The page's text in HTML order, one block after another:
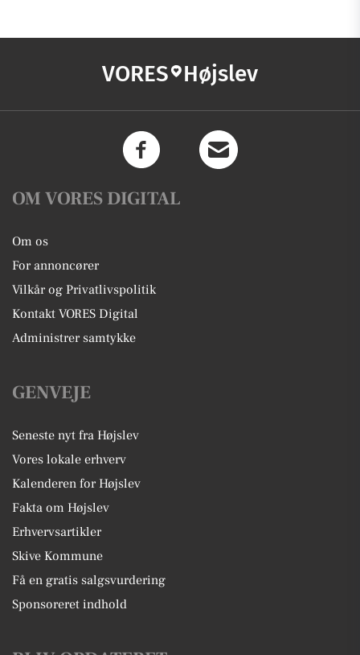
VORES Højslev
OM VORES DIGITAL
Om os
For annoncører
Vilkår og Privatlivspolitik
Kontakt VORES Digital
Administrer samtykke
GENVEJE
Seneste nyt fra Højslev
Vores lokale erhverv
Kalenderen for Højslev
Fakta om Højslev
Erhvervsartikler
Skive Kommune
Få en gratis salgsvurdering
Sponsoreret indhold